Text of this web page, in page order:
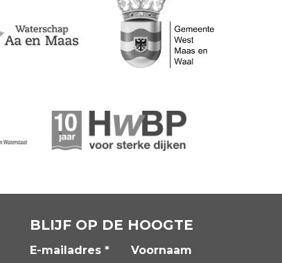
BLIJF OP DE HOOGTE
E-mailadres * Voornaam